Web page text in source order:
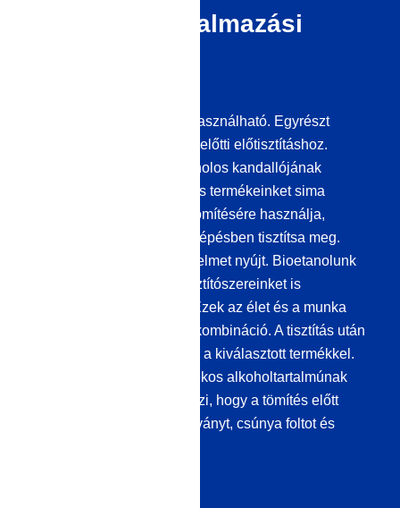
különböző alkalmazási
A bioalkohol rugalmasan használható. Egyrészt
ideális a felületek tömítése előtti előtisztításhoz.
Másrészt használhatja etanolos kandallójának
működtetésére. Ha etanolos termékeinket sima
felületek, például üvegek tömítésére használja,
javasoljuk, hogy előtte két lépésben tisztítsa meg.
Fenntartható és vonzó védelmet nyújt. Bioetanolunk
mellett kiváló minőségű tisztítószereinket is
használhatja erre a célra. Ezek az élet és a munka
érzékeny területein bevált kombináció. A tisztítás után
tisztítsa meg a felületet újra a kiválasztott termékkel.
Ennek legalább 70 százalékos alkoholtartalmúnak
kell lennie. Ez lehetővé teszi, hogy a tömítés előtt
eltávolítson minden maradványt, csúnya foltot és